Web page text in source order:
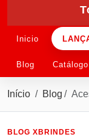
Inicio
Blog
Início Blog
BLOG XBRINDES